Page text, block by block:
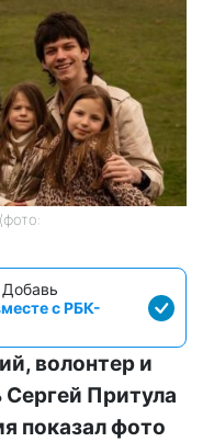
с РБК-
волонтер и
Притула
показал фото